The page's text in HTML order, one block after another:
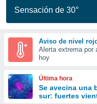
a este
las
y
forma
digital
basada
Sensación de 30°
Aviso de nivel
Alerta extrema por
hoy
Última hora
Se avecina una
sur: fuertes